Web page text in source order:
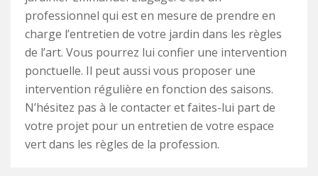
professionnel qui est en mesure de prendre en
charge l’entretien de votre jardin dans les règles
de l’art. Vous pourrez lui confier une intervention
ponctuelle. Il peut aussi vous proposer une
intervention régulière en fonction des saisons.
N’hésitez pas à le contacter et faites-lui part de
votre projet pour un entretien de votre espace
vert dans les règles de la profession.